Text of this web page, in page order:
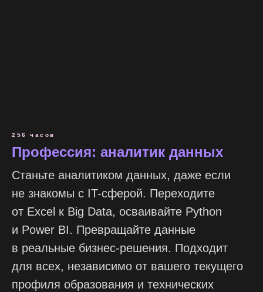
256 часов
Профессия: аналитик данных
Станьте аналитиком данных, даже если
не знакомы с IT-сферой. Переходите
от Excel к Big Data, осваивайте Python
и Power BI. Превращайте данные
в реальные бизнес-решения. Подходит
для всех, независимо от вашего текущего
профиля образования и технических